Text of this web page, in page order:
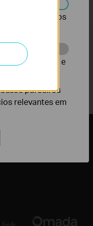
desativados nos
para melhorar e
parceiros
relevantes em